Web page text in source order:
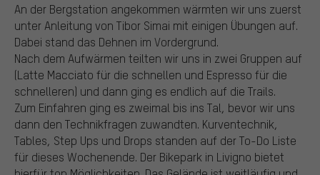
An der Bergstation angekommen wärmten wir uns zuerst
unter Anleitung von Tibor Simai mit einigen Übungen auf.
Dabei stand das Dehnen im Vordergrund.
Nach dem Aufwärmen teilten wir uns in zwei Gruppen auf
(Latte Macciato für die schnellen und Espresso für die
schnelleren) und dann ging es endlich auf die Trails.
Zum Einfahren ging es zweimal bis ins Tal, bevor wir uns
dann den Technikfragen zuwandten. Kurventechnik,
Tables, Step Ups und Drops standen auf der To-Do Liste
für dieses Wochenende. Der Bikepark in Livigno bietet